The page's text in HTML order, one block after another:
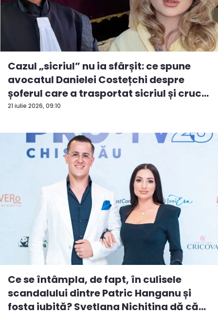
21 iulie 2026, 09:10
Cazul „sicriul” nu ia sfârșit: ce spune
avocatul Danielei Costețchi despre
șoferul care a trasportat sicriul și cruc...
Ce se întâmpla, de fapt, în culisele
scandalului dintre Patric Hanganu și
fosta iubită? Svetlana Nichitina dă că...